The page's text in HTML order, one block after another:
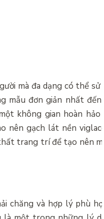
mà đa dạng có thể
mẫu đơn giản nhất
không gian hoàn hảo
nên gạch lát nền
trang trí để tạo nên
chăng và hợp lý phù